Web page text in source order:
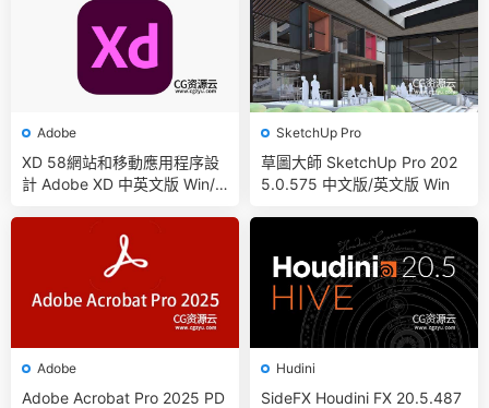
Adobe
XD 58網站和移動應用程序設
計 Adobe XD 中英文版 Win/5
SketchUp Pro
草圖大師 SketchUp Pro 202
5.0.575 中文版/英文版 Win
Adobe
Adobe Acrobat Pro 2025 PD
Hudini
SideFX Houdini FX 20.5.487